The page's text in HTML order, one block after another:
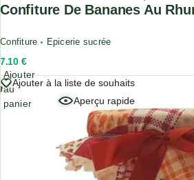
Confiture De Bananes Au
Confiture Epicerie sucrée
7.10 €
Ajouter à la liste de souhaits
Aperçu rapide
Ajouter
au
panier